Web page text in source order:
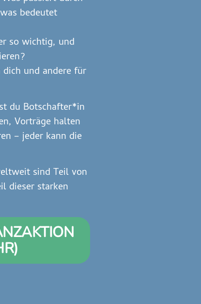
bedeutet
so wichtig, und
und andere für
du Botschafter*in
Vorträge halten
– jeder kann die
sind Teil von
dieser starken